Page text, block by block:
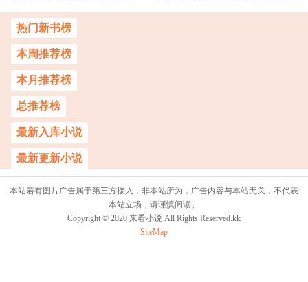
热门新书榜
本周推荐榜
本月推荐榜
总推荐榜
最新入库小说
最新更新小说
本站若有图片广告属于第三方接入，非本站所为，广告内容与本站无关，不代表
本站立场，请谨慎阅读。
Copyright © 2020 来看小说 All Rights Reserved.kk
SiteMap